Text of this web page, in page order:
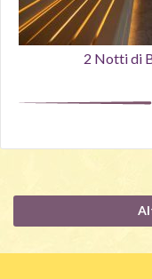
2 Notti di